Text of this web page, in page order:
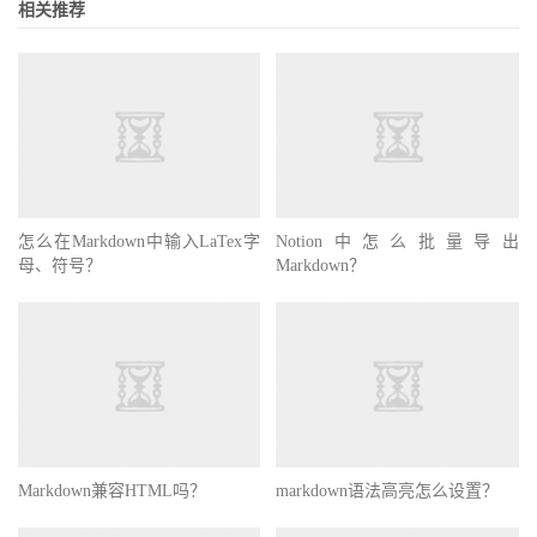
相关推荐
怎么在Markdown中输入LaTex字
母、符号？
Notion中怎么批量导出
Markdown？
Markdown兼容HTML吗？ markdown语法高亮怎么设置？